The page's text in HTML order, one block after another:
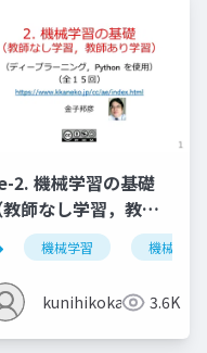
スシステム 情報とデータ
2. 機械学習の基礎
教師なし学習，教師
学習）
機械学習 機械学習
kunihikokaneko3.6K